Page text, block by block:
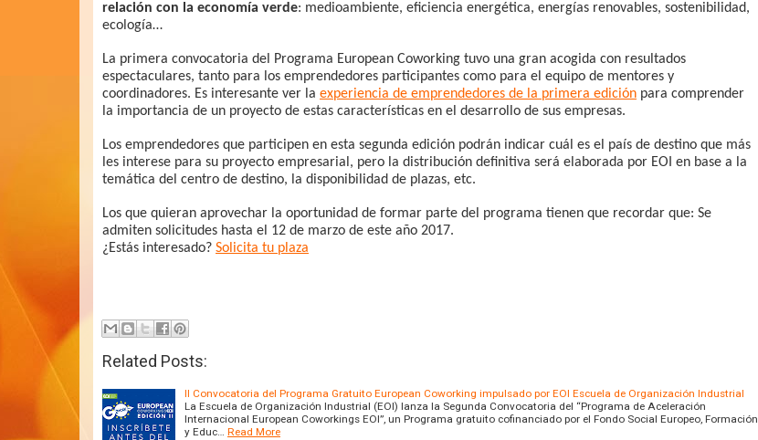
relación con la economía verde: medioambiente, eficiencia energética, energías renovables, sostenibilidad,
ecología…
La primera convocatoria del Programa European Coworking tuvo una gran acogida con resultados
espectaculares, tanto para los emprendedores participantes como para el equipo de mentores y
coordinadores. Es interesante ver la experiencia de emprendedores de la primera edición para comprender
la importancia de un proyecto de estas características en el desarrollo de sus empresas.
Los emprendedores que participen en esta segunda edición podrán indicar cuál es el país de destino que más
les interese para su proyecto empresarial, pero la distribución definitiva será elaborada por EOI en base a la
temática del centro de destino, la disponibilidad de plazas, etc.
Los que quieran aprovechar la oportunidad de formar parte del programa tienen que recordar que: Se
admiten solicitudes hasta el 12 de marzo de este año 2017.
¿Estás interesado? Solicita tu plaza
Related Posts:
II Convocatoria del Programa Gratuito European Coworking impulsado por EOI Escuela de Organización Industrial
La Escuela de Organización Industrial (EOI) lanza la Segunda Convocatoria del “Programa de Aceleración
Internacional European Coworkings EOI”, un Programa gratuito cofinanciado por el Fondo Social Europeo, Formación
y Educ… Read More